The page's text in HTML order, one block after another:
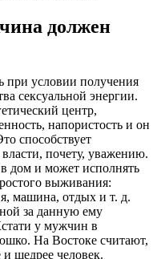
должен
условии получения
сексуальной энергии.
центр,
напористость и он
способствует
почету, уважению.
дом и может исполнять
выживания:
машина, отдых и т. д.
за данную ему
у мужчин в
На Востоке считают,
щедрее человек.